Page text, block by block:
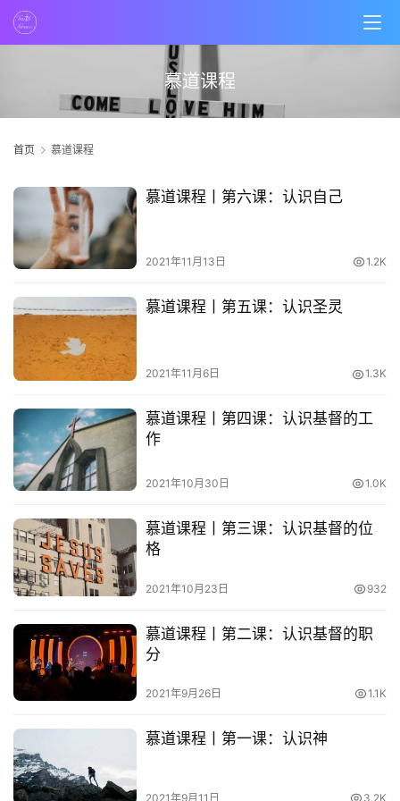
日
拜
专
题
座
赞
敬
拜
神
研
究
卷
查
经
回
应
登录 注册
慕道课程
首页 慕道课程
慕道课程丨第六课：认识自己
2021年11月13日 1.2K
慕道课程丨第五课：认识圣灵
2021年11月6日 1.3K
慕道课程丨第四课：认识基督的工
作
2021年10月30日 1.0K
慕道课程丨第三课：认识基督的位
格
2021年10月23日 932
慕道课程丨第二课：认识基督的职
分
2021年9月26日 1.1K
慕道课程丨第一课：认识神
2021年9月11日 3.2K